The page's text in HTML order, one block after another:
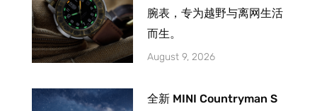
腕表，专为越野与离网生活
而生。
August 9, 2026
全新 MINI Countryman S